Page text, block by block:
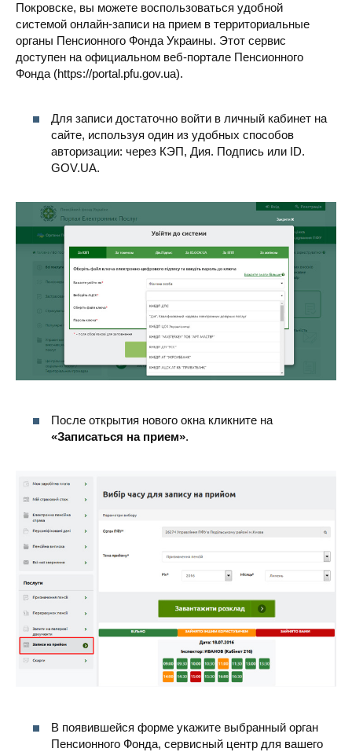
Покровске, вы можете воспользоваться удобной
системой онлайн-записи на прием в территориальные
органы Пенсионного Фонда Украины. Этот сервис
доступен на официальном веб-портале Пенсионного
Фонда (https://portal.pfu.gov.ua).
Для записи достаточно войти в личный кабинет на
сайте, используя один из удобных способов
авторизации: через КЭП, Дия. Подпись или ID.
GOV.UA.
После открытия нового окна кликните на
«Записаться на прием».
В появившейся форме укажите выбранный орган
Пенсионного Фонда, сервисный центр для вашего